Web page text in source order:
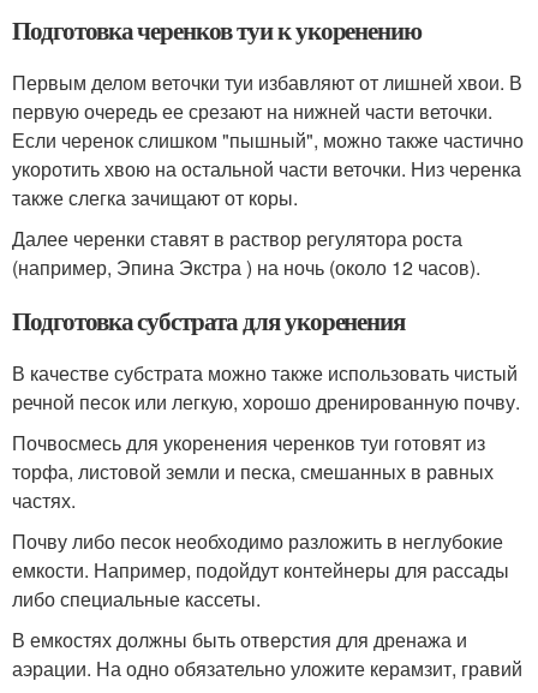
Подготовка черенков туи к укоренению
Первым делом веточки туи избавляют от лишней хвои. В
первую очередь ее срезают на нижней части веточки.
Если черенок слишком "пышный", можно также частично
укоротить хвою на остальной части веточки. Низ черенка
также слегка зачищают от коры.
Далее черенки ставят в раствор регулятора роста
(например, Эпина Экстра ) на ночь (около 12 часов).
Подготовка субстрата для укоренения
В качестве субстрата можно также использовать чистый
речной песок или легкую, хорошо дренированную почву.
Почвосмесь для укоренения черенков туи готовят из
торфа, листовой земли и песка, смешанных в равных
частях.
Почву либо песок необходимо разложить в неглубокие
емкости. Например, подойдут контейнеры для рассады
либо специальные кассеты.
В емкостях должны быть отверстия для дренажа и
аэрации. На одно обязательно уложите керамзит, гравий